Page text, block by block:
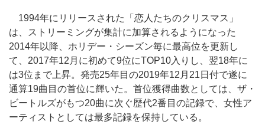
1994年にリリースされた「恋人たちのクリスマス」
は、ストリーミングが集計に加算されるようになった
2014年以降、ホリデー・シーズン毎に最高位を更新し
て、2017年12月に初めて9位にTOP10入りし、翌18年に
は3位まで上昇。発売25年目の2019年12月21日付で遂に
通算19曲目の首位に輝いた。首位獲得曲数としては、ザ・
ビートルズがもつ20曲に次ぐ歴代2番目の記録で、女性ア
ーティストとしては最多記録を保持している。